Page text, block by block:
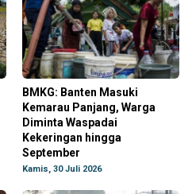
BMKG: Banten Masuki
Kemarau Panjang, Warga
Diminta Waspadai
Kekeringan hingga
September
Kamis, 30 Juli 2026